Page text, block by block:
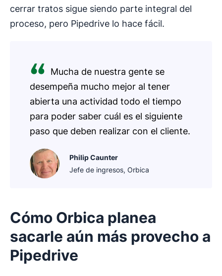
cerrar tratos sigue siendo parte integral del
proceso, pero Pipedrive lo hace fácil.
Mucha de nuestra gente se
desempeña mucho mejor al tener
abierta una actividad todo el tiempo
para poder saber cuál es el siguiente
paso que deben realizar con el cliente.
Philip Caunter
Jefe de ingresos, Orbica
Cómo Orbica planea
sacarle aún más provecho a
Pipedrive